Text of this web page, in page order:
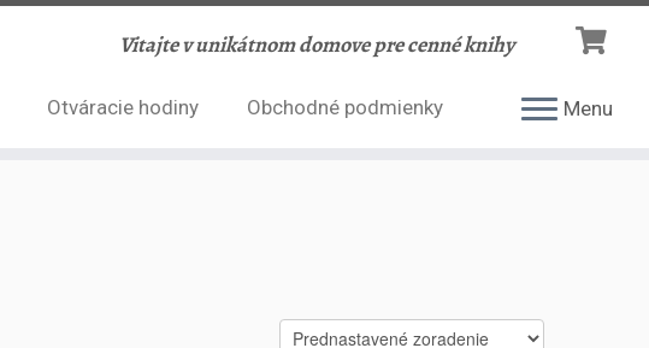
Vitajte v unikátnom domove pre cenné knihy
Menu
Otváracie hodiny Obchodné podmienky